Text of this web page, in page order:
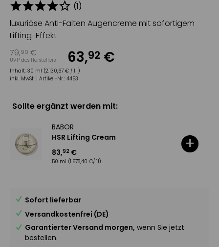
(1)
luxuriöse Anti-Falten Augencreme mit sofortigem
Lifting-Effekt
79,90 €
UVP des Herstellers 63,92 €
Inhalt: 30 ml (2.130,67 € / 1l )
inkl. MwSt. | Artikel-Nr.: 4453
Sollte ergänzt werden mit:
BABOR
HSR Lifting Cream
83,92 €
50 ml (1.678,40 €/ 1l)
+
Sofort lieferbar
Versandkostenfrei (DE)
Garantierter Versand morgen, wenn Sie jetzt
bestellen.